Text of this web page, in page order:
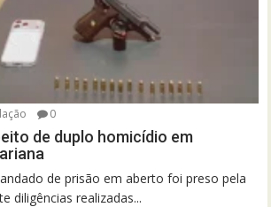
0
de duplo homicídio em
de prisão em aberto foi preso pela
diligências realizadas...